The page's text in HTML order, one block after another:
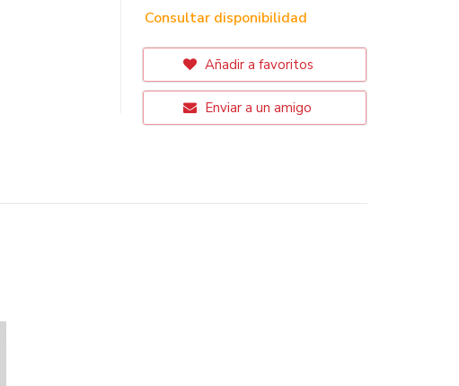
Consultar disponibilidad
Añadir a favoritos
Enviar a un amigo